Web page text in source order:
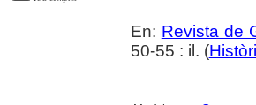
En: Revista de
50-55 : il. (